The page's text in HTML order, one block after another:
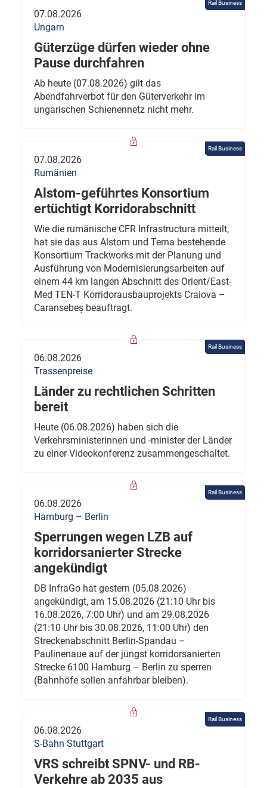
Rail Business
07.08.2026
Ungarn
Güterzüge dürfen wieder ohne
Pause durchfahren
Ab heute (07.08.2026) gilt das
Abendfahrverbot für den Güterverkehr im
ungarischen Schienennetz nicht mehr.
Rail Business
07.08.2026
Rumänien
Alstom-geführtes Konsortium
ertüchtigt Korridorabschnitt
Wie die rumänische CFR Infrastructura mitteilt,
hat sie das aus Alstom und Terna bestehende
Konsortium Trackworks mit der Planung und
Ausführung von Modernisierungsarbeiten auf
einem 44 km langen Abschnitt des Orient/East-
Med TEN-T Korridorausbauprojekts Craiova –
Caransebeș beauftragt.
Rail Business
06.08.2026
Trassenpreise
Länder zu rechtlichen Schritten
bereit
Heute (06.08.2026) haben sich die
Verkehrsministerinnen und -minister der Länder
zu einer Videokonferenz zusammengeschaltet.
Rail Business
06.08.2026
Hamburg – Berlin
Sperrungen wegen LZB auf
korridorsanierter Strecke
angekündigt
DB InfraGo hat gestern (05.08.2026)
angekündigt, am 15.08.2026 (21:10 Uhr bis
16.08.2026, 7:00 Uhr) und am 29.08.2026
(21:10 Uhr bis 30.08.2026, 11:00 Uhr) den
Streckenabschnitt Berlin-Spandau –
Paulinenaue auf der jüngst korridorsanierten
Strecke 6100 Hamburg – Berlin zu sperren
(Bahnhöfe sollen anfahrbar bleiben).
Rail Business
06.08.2026
S-Bahn Stuttgart
VRS schreibt SPNV- und RB-
Verkehre ab 2035 aus